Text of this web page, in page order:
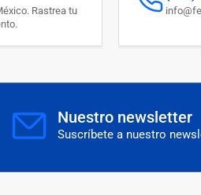
Rastrea tu
Nuestro newsletter
Suscríbete a nuestro